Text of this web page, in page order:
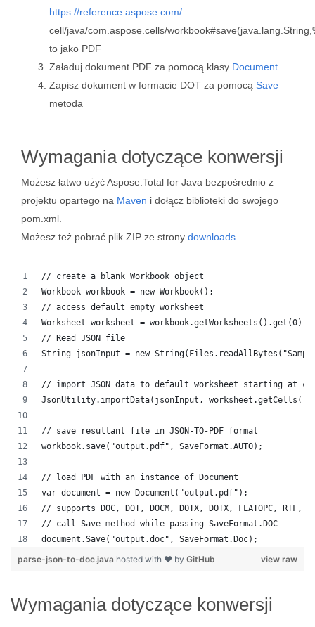
https://reference.aspose.com/
cell/java/com.aspose.cells/
to jako PDF
Załaduj dokument PDF za pomocą klasy Document
Zapisz dokument w formacie DOT za pomocą Save
metoda
Wymagania dotyczące konwersji
Możesz łatwo użyć Aspose.Total for Java bezpośrednio z
projektu opartego na Maven i dołącz biblioteki do swojego
pom.xml.
Możesz też pobrać plik ZIP ze strony downloads
// create a blank Workbook object
Workbook workbook = new Workbook();
// access default empty worksheet
Worksheet worksheet = workbook.getWorksheets().get(0);
// Read JSON file
String jsonInput = new
// import JSON data to default worksheet starting at
JsonUtility.importData(jsonInput, worksheet.getCells(),
// save resultant file in JSON-TO-PDF format
workbook.save("output.pdf", SaveFormat.AUTO);
// load PDF with an instance of Document
var document = new Document("output.pdf");
// supports DOC, DOT, DOCM, DOTX, DOTX, FLATOPC,
// call Save method while passing SaveFormat.DOC
document.Save("output.doc", SaveFormat.Doc);
view raw
parse-json-to-doc.java hosted with ❤ by GitHub
Wymagania dotyczące konwersji